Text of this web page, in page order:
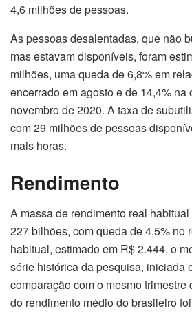
4,6 milhões de pessoas.
As pessoas desalentadas, que não
mas estavam disponíveis, foram
milhões, uma queda de 6,8% em
encerrado em agosto e de 14,4% na
novembro de 2020. A taxa de
com 29 milhões de pessoas
mais horas.
Rendimento
A massa de rendimento real
227 bilhões, com queda de 4,5% no
habitual, estimado em R$ 2.444, o
série histórica da pesquisa, iniciada
comparação com o mesmo trimestre
do rendimento médio do brasileiro